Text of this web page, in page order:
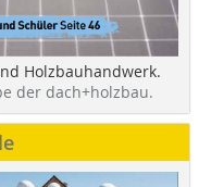
Holzbauhandwerk.
der dach+holzbau.